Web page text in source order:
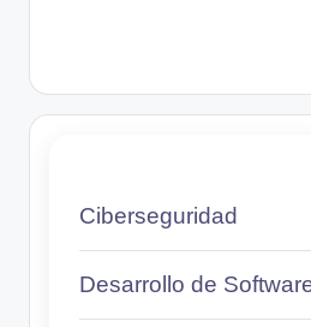
Ciberseguridad
Desarrollo de